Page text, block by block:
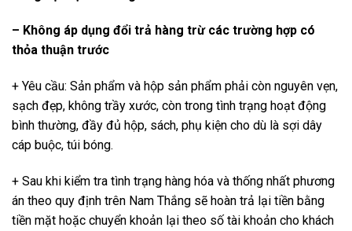
– Không áp dụng đổi trả hàng trừ các trường hợp có
thỏa thuận trước
+ Yêu cầu: Sản phẩm và hộp sản phẩm phải còn nguyên vẹn,
sạch đẹp, không trầy xước, còn trong tình trạng hoạt động
bình thường, đầy đủ hộp, sách, phụ kiện cho dù là sợi dây
cáp buộc, túi bóng.
+ Sau khi kiểm tra tình trạng hàng hóa và thống nhất phương
án theo quy định trên Nam Thắng sẽ hoàn trả lại tiền bằng
tiền mặt hoặc chuyển khoản lại theo số tài khoản cho khách